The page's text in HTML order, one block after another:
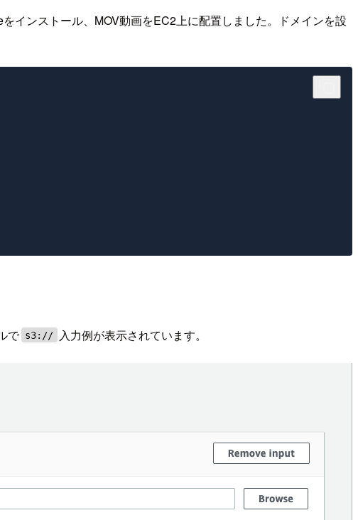
インストール、MOV動画をEC2上に配置しました。ドメインを設
で s3:// 入力例が表示されています。